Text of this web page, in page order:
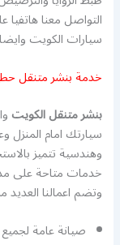
سيارات الكويت
خدمة بنشر متنقل
بنشر متنقل الكويت
سيارتك امام
وهندسية تتميز
خدمات متاحة على
وتضم اعمالنا
صيانة عامة لجميع